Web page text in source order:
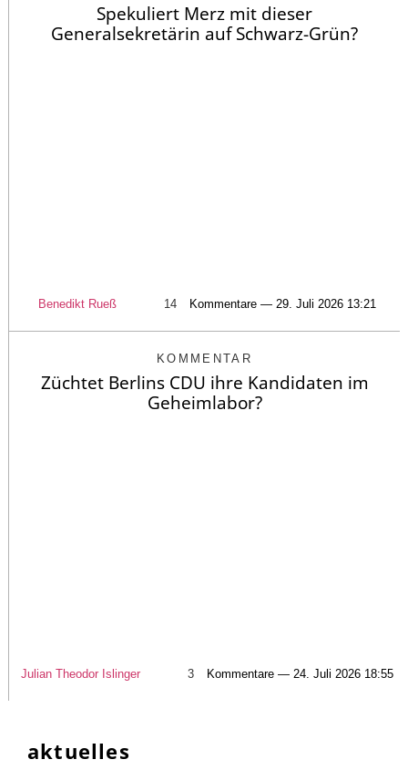
Spekuliert Merz mit dieser
Generalsekretärin auf Schwarz-Grün?
Benedikt Rueß 14 Kommentare — 29. Juli 2026 13:21
KOMMENTAR
Züchtet Berlins CDU ihre Kandidaten im
Geheimlabor?
Julian Theodor Islinger 3 Kommentare — 24. Juli 2026 18:55
aktuelles